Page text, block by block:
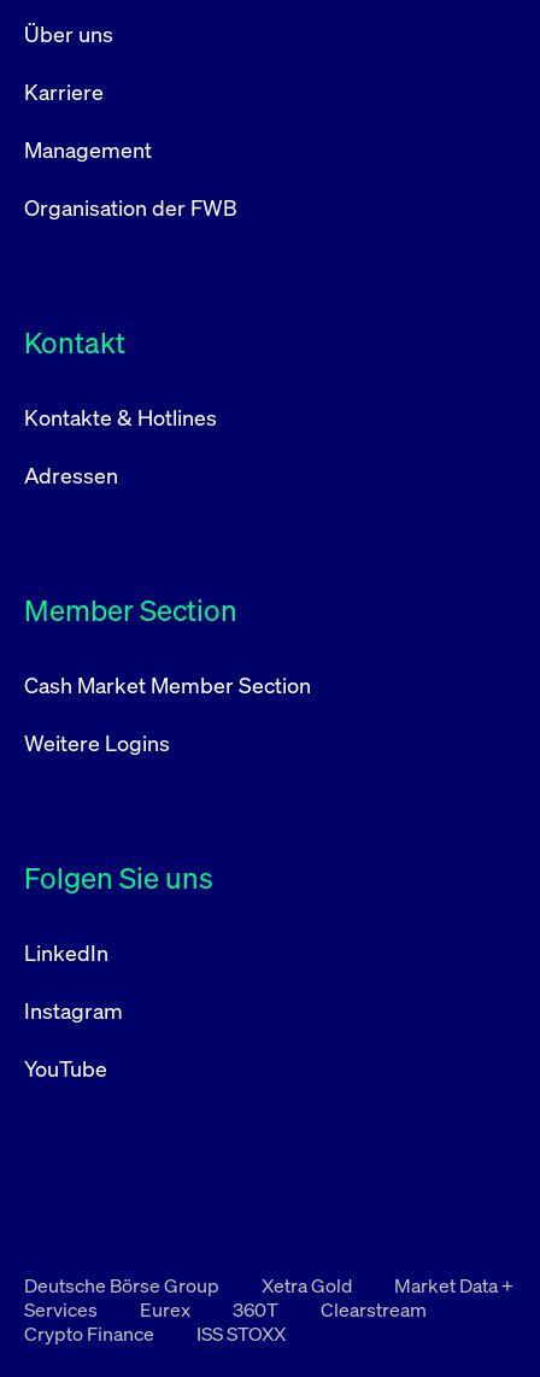
Über uns
Karriere
Management
Organisation der FWB
Kontakt
Kontakte & Hotlines
Adressen
Member Section
Cash Market Member Section
Weitere Logins
Folgen Sie uns
LinkedIn
Instagram
YouTube
Deutsche Börse Group Xetra Gold
Market Data +
Services
Eurex 360T
Clearstream
Crypto Finance
ISS STOXX